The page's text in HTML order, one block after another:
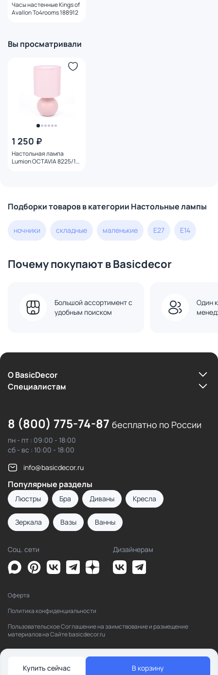
Часы настенные Kings of
Avallon To4rooms 188912
Вы просматривали
1 250 ₽
Настольная лампа
Lumion OCTAVIA 8225/1T
Подборки товаров в категории Настольные лампы
ночники складные маленькие E27 E14
Почему покупают в Basicdecor
Большой ассортимент с
удобным поиском
Один
Купить сейчас В корзину
О BasicDecor
Cпециалистам
8 (800) 775-74-87 бесплатно по России
пн - пт : 09:00 - 18:00
сб - вс : 10:00 - 18:00
info@basicdecor.ru
Популярные разделы
Люстры Бра Диваны Кресла
Зеркала Вазы Ванны
Соц. сети Дизайнерам
Оферта
Политика конфиденциальности
Пользовательское Соглашение на заимствование и размещение
материалов на Сайте basicdecor.ru